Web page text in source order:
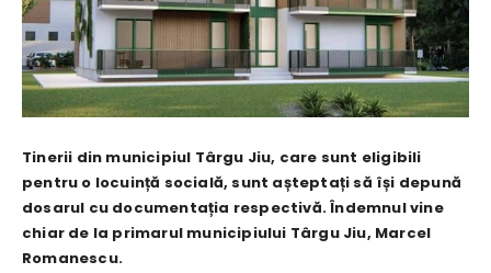
Tinerii din municipiul Târgu Jiu, care sunt eligibili
pentru o locuință socială, sunt așteptați să își depună
dosarul cu documentația respectivă. Îndemnul vine
chiar de la primarul municipiului Târgu Jiu, Marcel
Romanescu.